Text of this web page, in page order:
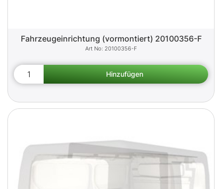
Fahrzeugeinrichtung (vormontiert) 20100356-F
20100356-F